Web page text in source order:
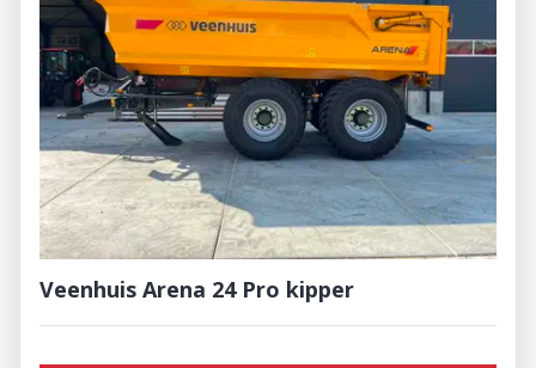
Veenhuis Arena 24 Pro kipper